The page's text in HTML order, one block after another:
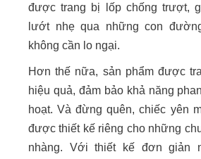
được trang bị lốp chống trượt,
lướt nhẹ qua những con
không cần lo ngại.
Hơn thế nữa, sản phẩm được
hiệu quả, đảm bảo khả năng
hoạt. Và đừng quên, chiếc yên
được thiết kế riêng cho những
nhàng. Với thiết kế đơn giản